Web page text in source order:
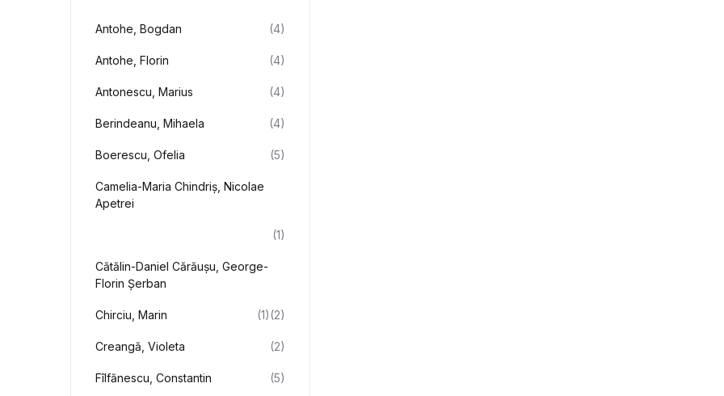
Antohe, Bogdan (4)
Antohe, Florin (4)
Antonescu, Marius (4)
Berindeanu, Mihaela (4)
Boerescu, Ofelia (5)
Camelia-Maria Chindriș, Nicolae
Apetrei
(1)
Cătălin-Daniel Cărăușu, George-
Florin Șerban
(2)
Chirciu, Marin (1)
Creangă, Violeta (2)
Fîlfănescu, Constantin (5)